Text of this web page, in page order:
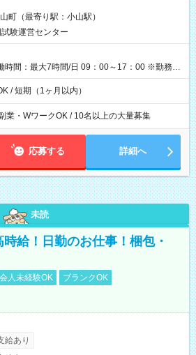
試験 8:30～17:30（休憩1時間） 時給1,300円
円＋交通費 ※当日の役割により時給＋100
国家試験 7:00～13:30（休憩なし） 時給1,300
円）×6時間＝日収8,400円＋交通費 【試用期
町（最寄り駅：小山駅）
験運営センター
時間：最大7時間/日 09：00～17：00 ※勤務時
異なります。
/ 短期（1ヶ月以内）
業・WワークOK / 10名以上の大量募集
応募する 詳細へ
未読
給！日勤のお仕事！梱包・
人未経験OK
ブランクOK
給あり